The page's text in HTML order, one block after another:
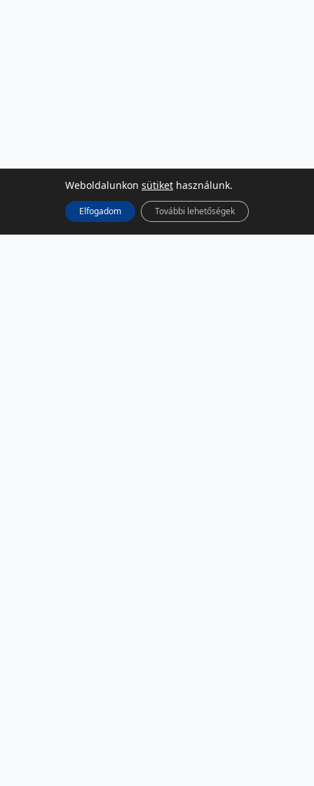
Weboldalunkon sütiket használunk.
Elfogadom További lehetőségek